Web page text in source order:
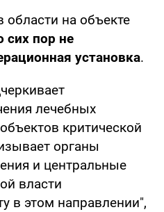
на объекте
сих пор не
установка.
лечебных
критической
органы
и центральные
власти
в этом направлении",